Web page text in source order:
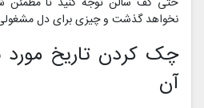
نخواهد گذشت و چیزی برای دل
چک کردن تاریخ مورد
آن